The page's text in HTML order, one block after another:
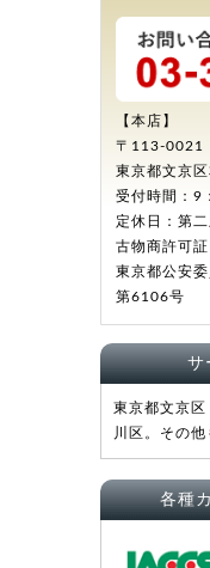
【本店】
〒113-0021
東京都文京
受付時間：9
定休日：第
古物商許可証
東京都公安
第6106号
サ
東京都文京
川区。その他
各種